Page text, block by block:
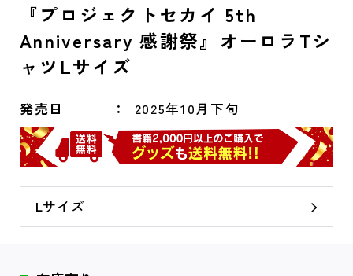
『プロジェクトセカイ 5th
Anniversary 感謝祭』オーロラTシ
ャツLサイズ
発売日 2025年10月下旬
Lサイズ